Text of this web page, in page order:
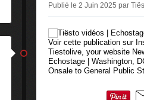
Publié le 2 Juin 2025 par
Voir cette publication sur
Tiestolive, your website
Echostage | Washington,
Onsale to General Public